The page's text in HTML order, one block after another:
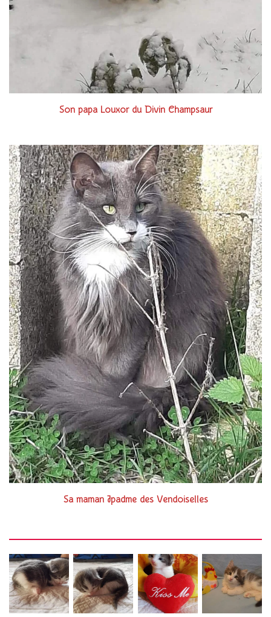
Son papa Louxor du Divin Champsaur
Sa maman Jpadme des Vendoiselles